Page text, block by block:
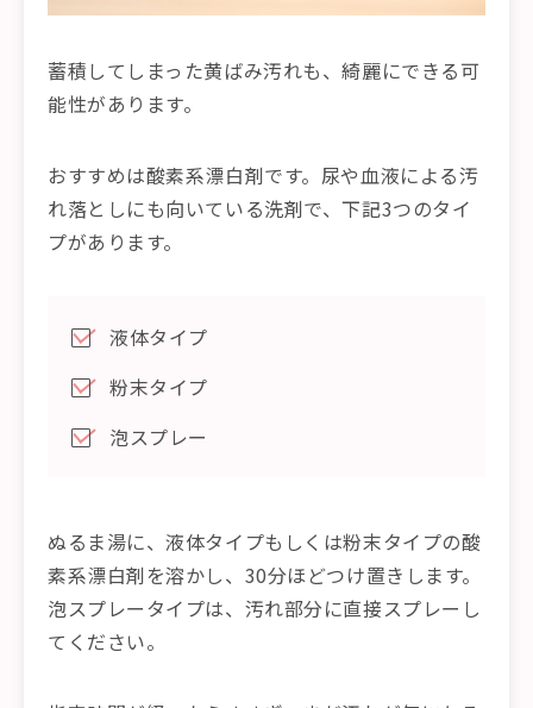
蓄積してしまった黄ばみ汚れも、綺麗にできる可
能性があります。
おすすめは酸素系漂白剤です。尿や血液による汚
れ落としにも向いている洗剤で、下記3つのタイ
プがあります。
液体タイプ
粉末タイプ
泡スプレー
ぬるま湯に、液体タイプもしくは粉末タイプの酸
素系漂白剤を溶かし、30分ほどつけ置きします。
泡スプレータイプは、汚れ部分に直接スプレーし
てください。